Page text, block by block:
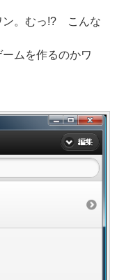
ン。むっ!? こんな
ムを作るのかワ